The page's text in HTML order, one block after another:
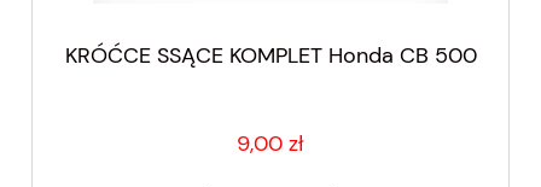
KRÓĆCE SSĄCE KOMPLET Honda CB 500
9,00 zł